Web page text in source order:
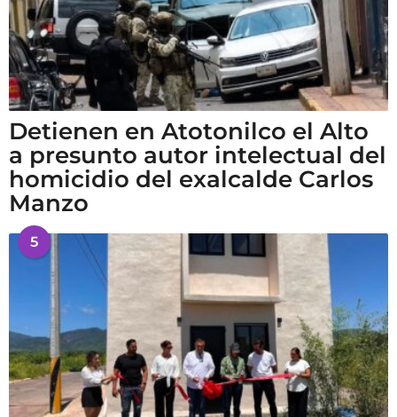
Detienen en Atotonilco el Alto
a presunto autor intelectual del
homicidio del exalcalde Carlos
Manzo
5